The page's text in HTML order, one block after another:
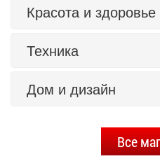
Красота и здоровье
Техника
Дом и дизайн
Все